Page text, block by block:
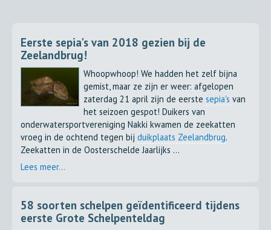
Eerste sepia's van 2018 gezien bij de
Zeelandbrug!
Whoopwhoop! We hadden het zelf bijna
gemist, maar ze zijn er weer: afgelopen
zaterdag 21 april zijn de eerstesepia's van
het seizoen gespot! Duikers van
onderwatersportvereniging Nakki kwamen de zeekatten
vroeg in de ochtend tegen bijduikplaats Zeelandbrug.
Zeekatten in de Oosterschelde Jaarlijks ...
Lees meer...
58 soorten schelpen geïdentificeerd tijdens
eerste Grote Schelpenteldag